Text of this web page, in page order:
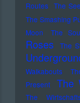
Routes The
The Smashing
Moon
The
Roses
The
Walkabouts
Present
The
The